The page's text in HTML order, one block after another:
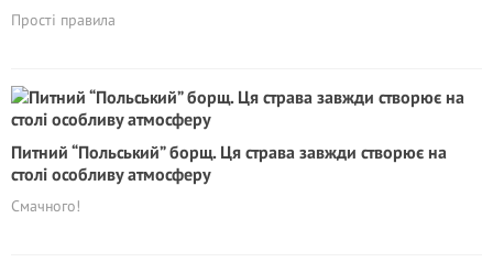
Прості правила
Питний “Польський” борщ. Ця страва завжди створює на
столі особливу атмосферу
Смачного!